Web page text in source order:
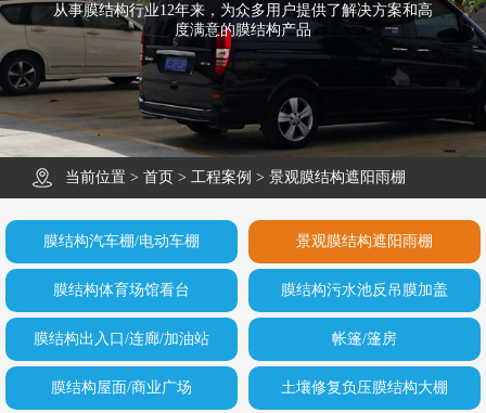
从事膜结构行业12年来，为众多用户提供了解决方案和高
度满意的膜结构产品
当前位置 > 首页 > 工程案例 > 景观膜结构遮阳雨棚
膜结构汽车棚/电动车棚 景观膜结构遮阳雨棚
膜结构体育场馆看台 膜结构污水池反吊膜加盖
膜结构出入口/连廊/加油站 帐篷/篷房
膜结构屋面/商业广场 土壤修复负压膜结构大棚